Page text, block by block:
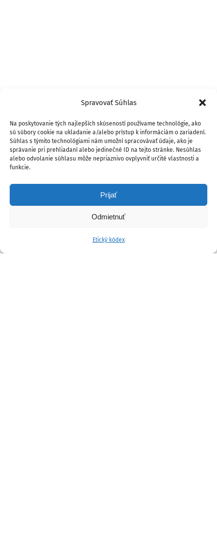
Spravovať Súhlas
Na poskytovanie tých najlepších skúseností používame technológie, ako
sú súbory cookie na ukladanie a/alebo prístup k informáciám o zariadení.
Súhlas s týmito technológiami nám umožní spracovávať údaje, ako je
správanie pri prehliadaní alebo jedinečné ID na tejto stránke. Nesúhlas
alebo odvolanie súhlasu môže nepriaznivo ovplyvniť určité vlastnosti a
funkcie.
Prijať
Odmietnuť
Etický kódex